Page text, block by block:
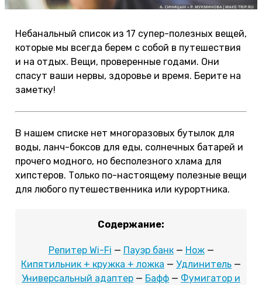
Небанальный список из 17 супер-полезных вещей,
которые мы всегда берем с собой в путешествия
и на отдых. Вещи, проверенные годами. Они
спасут ваши нервы, здоровье и время. Берите на
заметку!
В нашем списке нет многоразовых бутылок для
воды, ланч-боксов для еды, солнечных батарей и
прочего модного, но бесполезного хлама для
хипстеров. Только по-настоящему полезные вещи
для любого путешественника или курортника.
Содержание:
Репитер Wi-Fi — Пауэр банк— Нож—
Кипятильник + кружка + ложка — Удлинитель —
Универсальный адаптер — Бафф — Фумигатор и